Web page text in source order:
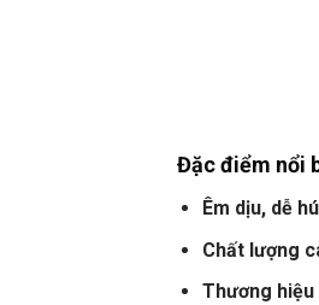
Đặc điểm nổi
Êm dịu, dễ
Chất lượng
Thương hiệu